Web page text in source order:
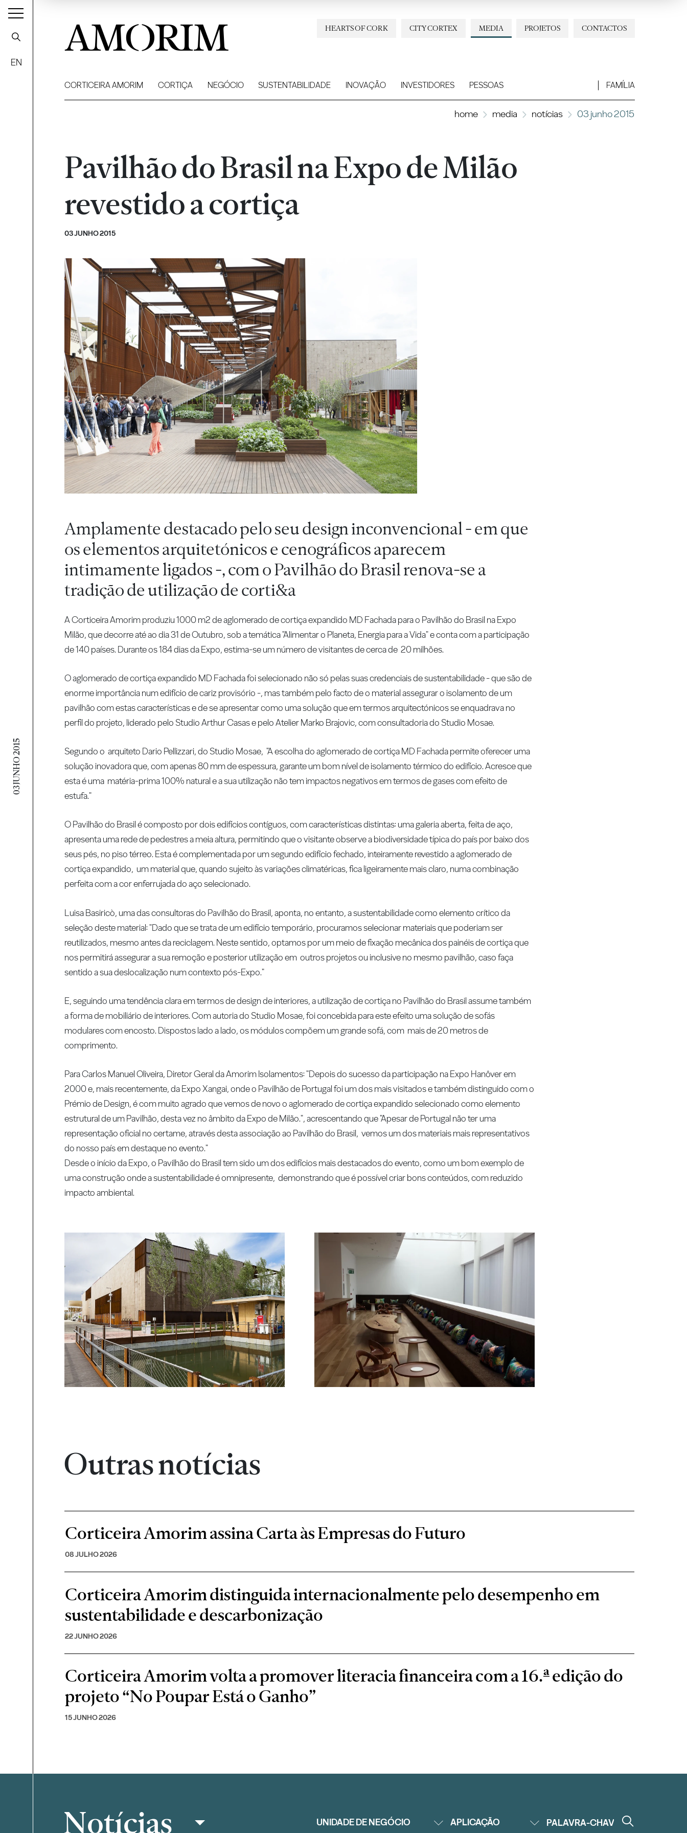
03 JUNHO 2015
EN
AMORIM CONTACTOS
PROJETOS
MEDIA
CITY CORTEX
HEARTS OF CORK
CORTICEIRA AMORIM CORTIÇA NEGÓCIO SUSTENTABILIDADE INOVAÇÃO INVESTIDORES PESSOAS FAMÍLIA
home media notícias 03 junho 2015
Pavilhão do Brasil na Expo de Milão
revestido a cortiça
03 JUNHO 2015
Amplamente destacado pelo seu design inconvencional - em que
os elementos arquitetónicos e cenográficos aparecem
intimamente ligados -, com o Pavilhão do Brasil renova-se a
tradição de utilização de corti&a
A Corticeira Amorim produziu 1000 m2 de aglomerado de cortiça expandido MD Fachada para o Pavilhão do Brasil na Expo
Milão, que decorre até ao dia 31 de Outubro, sob a temática "Alimentar o Planeta, Energia para a Vida" e conta com a participação
de 140 países. Durante os 184 dias da Expo, estima-se um número de visitantes de cerca de 20 milhões.
O aglomerado de cortiça expandido MD Fachada foi selecionado não só pelas suas credenciais de sustentabilidade - que são de
enorme importância num edifício de cariz provisório -, mas também pelo facto de o material assegurar o isolamento de um
pavilhão com estas características e de se apresentar como uma solução que em termos arquitectónicos se enquadrava no
perfil do projeto, liderado pelo Studio Arthur Casas e pelo Atelier Marko Brajovic, com consultadoria do Studio Mosae.
Segundo o arquiteto Dario Pellizzari, do Studio Mosae, "A escolha do aglomerado de cortiça MD Fachada permite oferecer uma
solução inovadora que, com apenas 80 mm de espessura, garante um bom nível de isolamento térmico do edifício. Acresce que
esta é uma matéria-prima 100% natural e a sua utilização não tem impactos negativos em termos de gases com efeito de
estufa."
O Pavilhão do Brasil é composto por dois edifícios contíguos, com características distintas: uma galeria aberta, feita de aço,
apresenta uma rede de pedestres a meia altura, permitindo que o visitante observe a biodiversidade típica do país por baixo dos
seus pés, no piso térreo. Esta é complementada por um segundo edifício fechado, inteiramente revestido a aglomerado de
cortiça expandido, um material que, quando sujeito às variações climatéricas, fica ligeiramente mais claro, numa combinação
perfeita com a cor enferrujada do aço selecionado.
Luisa Basiricò, uma das consultoras do Pavilhão do Brasil, aponta, no entanto, a sustentabilidade como elemento crítico da
seleção deste material: "Dado que se trata de um edifício temporário, procuramos selecionar materiais que poderiam ser
reutilizados, mesmo antes da reciclagem. Neste sentido, optamos por um meio de fixação mecânica dos painéis de cortiça que
nos permitirá assegurar a sua remoção e posterior utilização em outros projetos ou inclusive no mesmo pavilhão, caso faça
sentido a sua deslocalização num contexto pós-Expo."
E, seguindo uma tendência clara em termos de design de interiores, a utilização de cortiça no Pavilhão do Brasil assume também
a forma de mobiliário de interiores. Com autoria do Studio Mosae, foi concebida para este efeito uma solução de sofás
modulares com encosto. Dispostos lado a lado, os módulos compõem um grande sofá, com mais de 20 metros de
comprimento.
Para Carlos Manuel Oliveira, Diretor Geral da Amorim Isolamentos: "Depois do sucesso da participação na Expo Hanôver em
2000 e, mais recentemente, da Expo Xangai, onde o Pavilhão de Portugal foi um dos mais visitados e também distinguido com o
Prémio de Design, é com muito agrado que vemos de novo o aglomerado de cortiça expandido selecionado como elemento
estrutural de um Pavilhão, desta vez no âmbito da Expo de Milão.", acrescentando que "Apesar de Portugal não ter uma
representação oficial no certame, através desta associação ao Pavilhão do Brasil, vemos um dos materiais mais representativos
do nosso país em destaque no evento."
Desde o início da Expo, o Pavilhão do Brasil tem sido um dos edifícios mais destacados do evento, como um bom exemplo de
uma construção onde a sustentabilidade é omnipresente, demonstrando que é possível criar bons conteúdos, com reduzido
impacto ambiental.
Outras notícias
Corticeira Amorim assina Carta às Empresas do Futuro
08 JULHO 2026
Corticeira Amorim distinguida internacionalmente pelo desempenho em
sustentabilidade e descarbonização
22 JUNHO 2026
Corticeira Amorim volta a promover literacia financeira com a 16.ª edição do
projeto “No Poupar Está o Ganho”
15 JUNHO 2026
Filtrar
Notícias UNIDADE DE NEGÓCIO APLICAÇÃO